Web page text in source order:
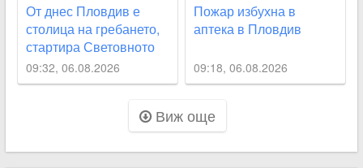
От днес Пловдив е
столица на гребането,
стартира Световното
до 19 години
09:32, 06.08.2026
Пожар избухна в
аптека в Пловдив
09:18, 06.08.2026
Виж още